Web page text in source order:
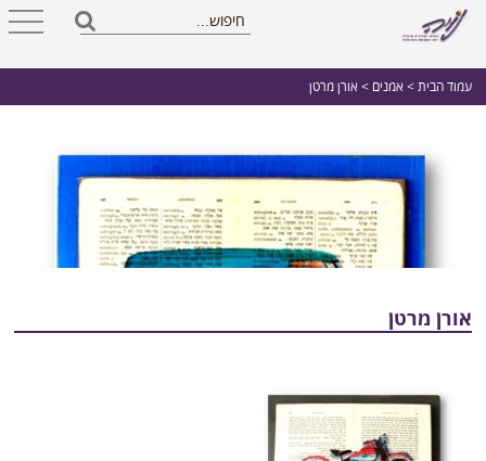
עמוד הבית > אמנים > אורן מרטן
אורן מרטן